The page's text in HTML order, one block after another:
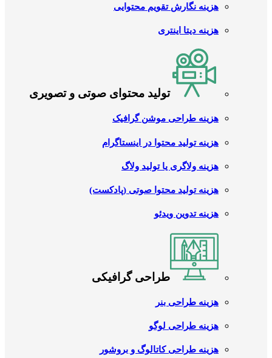
هزینه نگارش تقویم محتوایی
هزینه دیتا اینتری
تولید محتوای صوتی و تصویری
هزینه طراحی موشن گرافیک
هزینه تولید محتوا در اینستاگرام
هزینه ولاگری یا تولید ولاگ
هزینه تولید محتوا صوتی (پادکست)
هزینه تدوین ویدئو
طراحی گرافیکی
هزینه طراحی بنر
هزینه طراحی لوگو
هزینه طراحی کاتالوگ و بروشور